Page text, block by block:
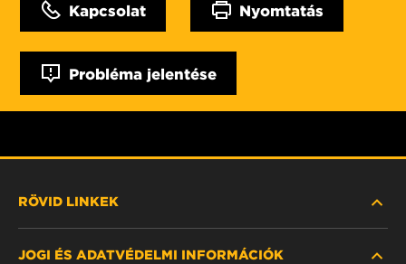
Kapcsolat Nyomtatás
Probléma jelentése
RÖVID LINKEK
JOGI ÉS ADATVÉDELMI INFORMÁCIÓK